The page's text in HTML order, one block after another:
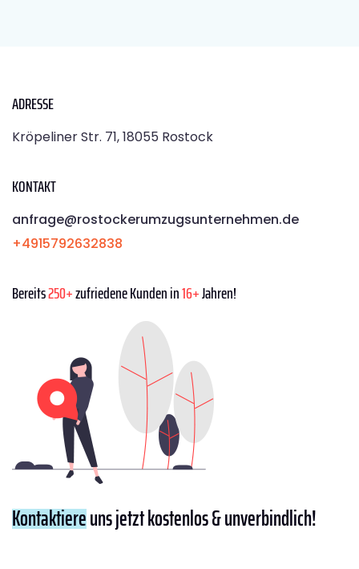
ADRESSE
Kröpeliner Str. 71, 18055 Rostock
KONTAKT
anfrage@rostockerumzugsunternehmen.de
+4915792632838
Bereits250+zufriedene Kunden in16+Jahren!
Kontaktiereuns jetzt kostenlos & unverbindlich!